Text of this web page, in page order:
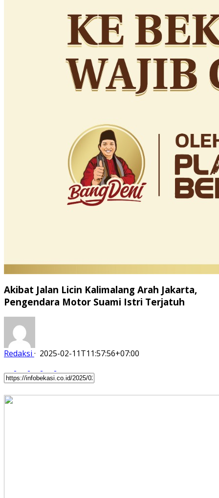
Akibat Jalan Licin Kalimalang Arah Jakarta,
Pengendara Motor Suami Istri Terjatuh
Redaksi · 2025-02-11T11:57:56+07:00